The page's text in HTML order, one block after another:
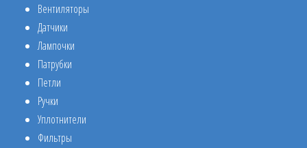
Вентиляторы
Датчики
Лампочки
Патрубки
Петли
Ручки
Уплотнители
Фильтры